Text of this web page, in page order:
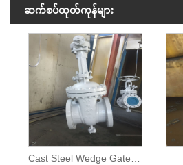
ဆက်စပ်ထုတ်ကုန်များ
Cast Steel Wedge Gate Valve